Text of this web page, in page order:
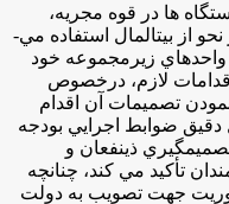
ها در قوه مجريه،
مقننه، قضاييه و همه نهادهايي كه به هر نحو از بيت­المال استفاده مي‌­
زيرمجموعه خود
لازم، درخصوص
تصميمات آن اقدام
دقيق ضوابط اجرايي بودجه
تصميم­گيري ذينفعان و
تأكيد مي‌ كند، چنانچه
جهت تصويب به دولت